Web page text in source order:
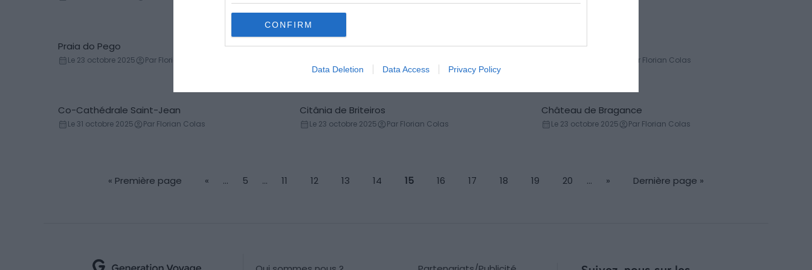
CONFIRM
Data Deletion Data Access Privacy Policy
Plage
Praia do Pego
Le 23 octobre 2025 Par Florian Colas
Piscinas Naturais do Carapacho Rocha dos Bordoes
Par Florian Colas
Cathédrale
Co-Cathédrale Saint-Jean
Le 31 octobre 2025 Par Florian Colas Site archéologique
Citânia de Briteiros
Le 23 octobre 2025 Par Florian Colas Château
Château de Bragance
Le 23 octobre 2025 Par Florian Colas
« Première page « … 5 … 11 12 13 14 15 16 17 18 19 20 … » Dernière page »